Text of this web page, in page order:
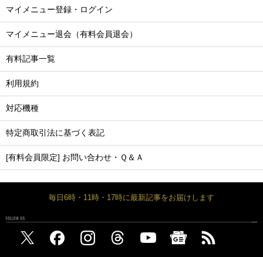
マイメニュー登録・ログイン
マイメニュー退会（有料会員退会）
有料記事一覧
利用規約
対応機種
特定商取引法に基づく表記
[有料会員限定] お問い合わせ・Ｑ＆Ａ
毎日6時・11時・17時に最新記事をお届けします
FOLLOW US